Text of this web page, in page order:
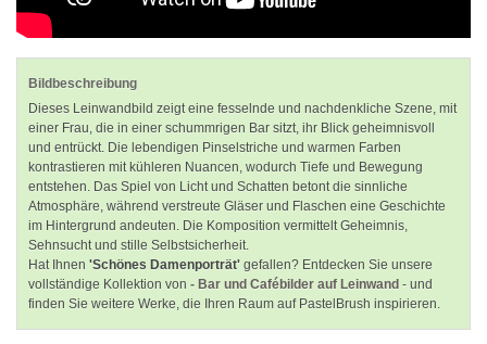
Bildbeschreibung
Dieses Leinwandbild zeigt eine fesselnde und nachdenkliche Szene, mit
einer Frau, die in einer schummrigen Bar sitzt, ihr Blick geheimnisvoll
und entrückt. Die lebendigen Pinselstriche und warmen Farben
kontrastieren mit kühleren Nuancen, wodurch Tiefe und Bewegung
entstehen. Das Spiel von Licht und Schatten betont die sinnliche
Atmosphäre, während verstreute Gläser und Flaschen eine Geschichte
im Hintergrund andeuten. Die Komposition vermittelt Geheimnis,
Sehnsucht und stille Selbstsicherheit.
Hat Ihnen 'Schönes Damenporträt' gefallen? Entdecken Sie unsere
vollständige Kollektion von - Bar und Cafébilder auf Leinwand - und
finden Sie weitere Werke, die Ihren Raum auf PastelBrush inspirieren.